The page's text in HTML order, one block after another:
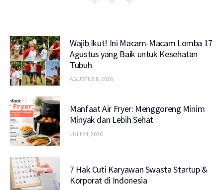
Wajib Ikut! Ini Macam-Macam Lomba 17
Agustus yang Baik untuk Kesehatan
Tubuh
AGUSTUS 8, 2026
Manfaat Air Fryer: Menggoreng Minim
Minyak dan Lebih Sehat
JULI 24, 2026
7 Hak Cuti Karyawan Swasta Startup &
Korporat di Indonesia